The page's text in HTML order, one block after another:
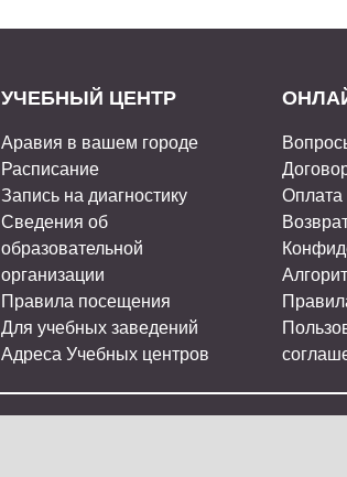
УЧЕБНЫЙ ЦЕНТР
Аравия в вашем городе
Расписание
Запись на диагностику
Сведения об
образовательной
организации
Правила посещения
Для учебных заведений
Адреса Учебных центров
Оплата
МЫ